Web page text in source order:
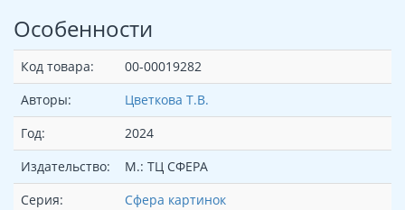
Особенности
Код товара:
00-00019282
Авторы:
Цветкова Т.В.
Год:
2024
Издательство:
М.: ТЦ СФЕРА
Серия:
Сфера картинок